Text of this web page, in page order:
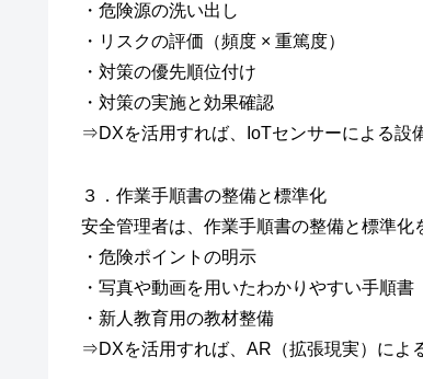
・危険源の洗い出し
・リスクの評価（頻度 × 重篤度）
・対策の優先順位付け
・対策の実施と効果確認
⇒DXを活用すれば、IoTセンサーによる設
３．作業手順書の整備と標準化
安全管理者は、作業手順書の整備と標準化
・危険ポイントの明示
・写真や動画を用いたわかりやすい手順書
・新人教育用の教材整備
⇒DXを活用すれば、AR（拡張現実）によ